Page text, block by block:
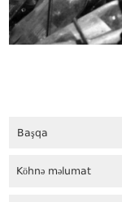
Başqa
Köhnə məlumat